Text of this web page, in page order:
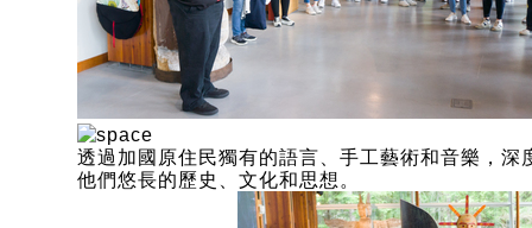
透過加國原住民獨有的語言、手工藝術和音樂，深
他們悠長的歷史、文化和思想。